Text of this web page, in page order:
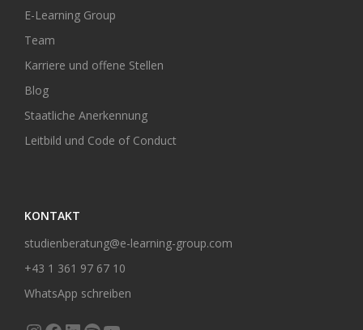
E-Learning Group
Team
Karriere und offene Stellen
Blog
Staatliche Anerkennung
Leitbild und Code of Conduct
KONTAKT
studienberatung@e-learning-group.com
+43 1 361 97 67 10
WhatsApp schreiben